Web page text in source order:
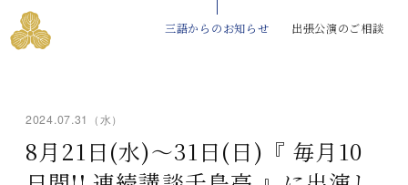
三語からのお知らせ 出張公演のご相談
2024.07.31（水）
8月21日(水)～31日(日)『 毎月10